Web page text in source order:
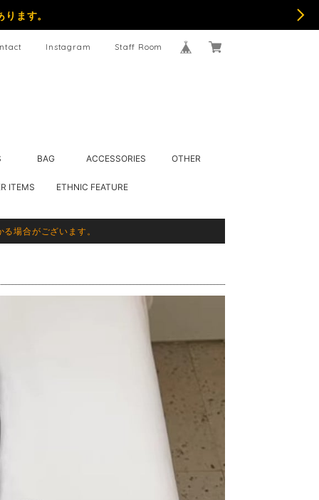
ます。
Instagram Staff Room
BAG ACCESSORIES OTHER
ITEMS ETHNIC FEATURE
場合がございます。